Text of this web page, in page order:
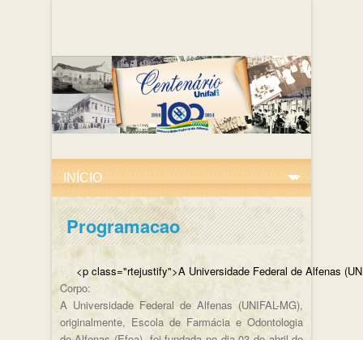
Programacao
<p class="rtejustify">A Universidade Federal
Corpo:
A Universidade Federal de Alfenas (UNIFAL-MG),
originalmente, Escola de Farmácia e Odontologia